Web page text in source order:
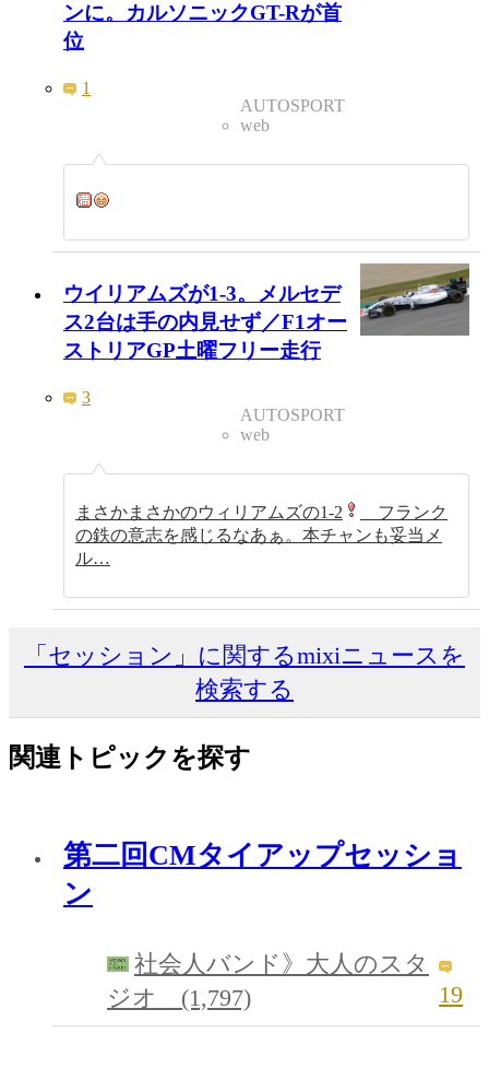
ンに。カルソニックGT-Rが首
位
1
AUTOSPORT
web
ウイリアムズが1-3。メルセデ
ス2台は手の内見せず／F1オー
ストリアGP土曜フリー走行
3
AUTOSPORT
web
まさかまさかのウィリアムズの1-2
フランク
の鉄の意志を感じるなあぁ。本チャンも妥当メ
ル…
「セッション」に関するmixiニュースを
検索する
関連トピックを探す
第二回CMタイアップセッショ
ン
社会人バンド》大人のスタ
ジオ (1,797)
19